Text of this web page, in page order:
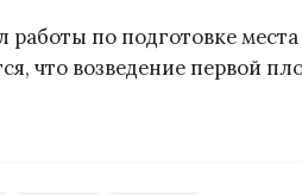
по подготовке
что возведение первой